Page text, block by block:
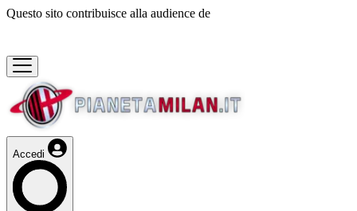
Questo sito contribuisce alla audience de
Accedi